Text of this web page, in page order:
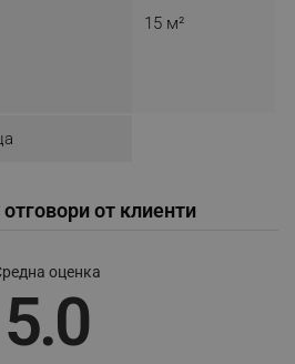
15 м²
от клиенти
оценка
5.0
7699
.alleop.bg